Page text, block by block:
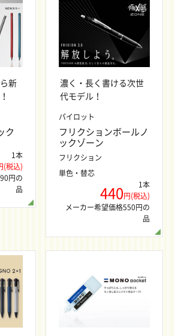
新
ク
1本
(税込)
円の
品
濃く・長く書ける次世
代モデル！
パイロット
フリクションボールノ
ックゾーン
フリクション
単色・替芯
1本
440円(税込)
メーカー希望価格550円の
品